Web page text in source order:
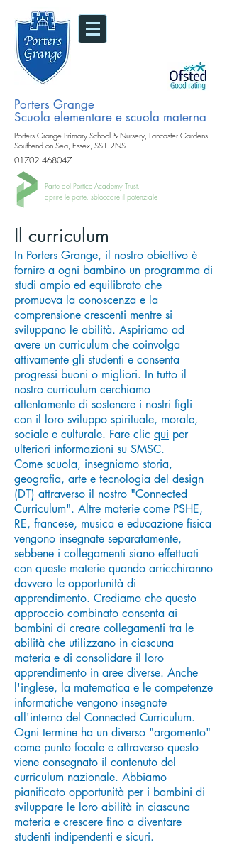
Porters Grange
Scuola elementare e scuola materna
Porters Grange Primary School & Nursery, Lancaster Gardens,
Southend on Sea, Essex, SS1 2NS
01702 468047
Parte del Portico Academy Trust.
aprire le porte, sbloccare il potenziale
Il curriculum
In Porters Grange, il nostro obiettivo è
fornire a ogni bambino un programma di
studi ampio ed equilibrato che
promuova la conoscenza e la
comprensione crescenti mentre si
sviluppano le abilità. Aspiriamo ad
avere un curriculum che coinvolga
attivamente gli studenti e consenta
progressi buoni o migliori. In tutto il
nostro curriculum cerchiamo
attentamente di sostenere i nostri figli
con il loro sviluppo spirituale, morale,
sociale e culturale. Fare clic qui per
ulteriori informazioni su SMSC.
Come scuola, insegniamo storia,
geografia, arte e tecnologia del design
(DT) attraverso il nostro "Connected
Curriculum". Altre materie come PSHE,
RE, francese, musica e educazione fisica
vengono insegnate separatamente,
sebbene i collegamenti siano effettuati
con queste materie quando arricchiranno
davvero le opportunità di
apprendimento. Crediamo che questo
approccio combinato consenta ai
bambini di creare collegamenti tra le
abilità che utilizzano in ciascuna
materia e di consolidare il loro
apprendimento in aree diverse. Anche
l'inglese, la matematica e le competenze
informatiche vengono insegnate
all'interno del Connected Curriculum.
Ogni termine ha un diverso "argomento"
come punto focale e attraverso questo
viene consegnato il contenuto del
curriculum nazionale. Abbiamo
pianificato opportunità per i bambini di
sviluppare le loro abilità in ciascuna
materia e crescere fino a diventare
studenti indipendenti e sicuri.